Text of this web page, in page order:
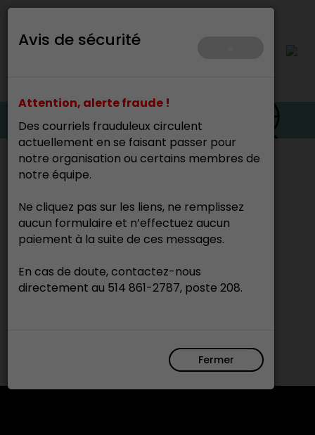
Avis de sécurité
Attention, alerte fraude !
Des courriels frauduleux circulent
actuellement en se faisant passer pour
notre organisation ou certains membres de
notre équipe.
Ne cliquez pas sur les liens, ne remplissez
aucun formulaire et n’effectuez aucun
paiement à la suite de ces messages.
En cas de doute, contactez-nous
directement au 514 861-2787, poste 208.
Fermer
Accueil>Le CMAQ
Cette page n’existe pas.